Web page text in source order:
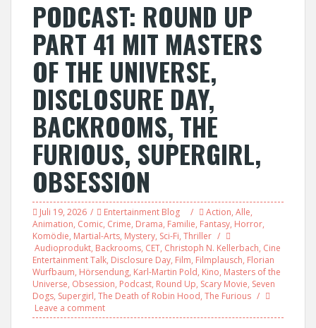
PODCAST: ROUND UP
PART 41 MIT MASTERS
OF THE UNIVERSE,
DISCLOSURE DAY,
BACKROOMS, THE
FURIOUS, SUPERGIRL,
OBSESSION
Juli 19, 2026 Entertainment Blog Action, Alle,
Animation, Comic, Crime, Drama, Familie, Fantasy, Horror,
Komödie, Martial-Arts, Mystery, Sci-Fi, Thriller
Audioprodukt, Backrooms, CET, Christoph N. Kellerbach, Cine
Entertainment Talk, Disclosure Day, Film, Filmplausch, Florian
Wurfbaum, Hörsendung, Karl-Martin Pold, Kino, Masters of the
Universe, Obsession, Podcast, Round Up, Scary Movie, Seven
Dogs, Supergirl, The Death of Robin Hood, The Furious
Leave a comment